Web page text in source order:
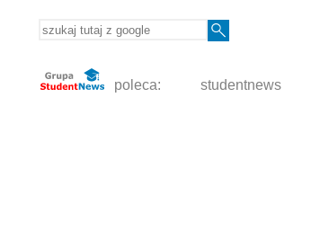
poleca: studentnews